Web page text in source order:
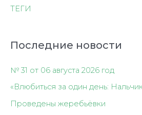
ТЕГИ
Последние новости
№ 31 от 06 августа 2026 год
«Влюбиться за один день:
Проведены жеребьёвки